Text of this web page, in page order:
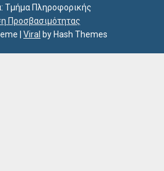
Τμήμα Πληροφορικής
Προσβασιμότητας
Viral by Hash Themes